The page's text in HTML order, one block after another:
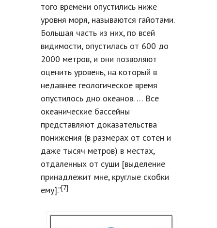
того времени опустились ниже
уровня моря, называются гайотами.
Большая часть из них, по всей
видимости, опустилась от 600 до
2000 метров, и они позволяют
оценить уровень, на который в
недавнее геологическое время
опустилось дно океанов. … Все
океанические бассейны
представляют доказательства
понижения (в размерах от сотен и
даже тысяч метров) в местах,
отдаленных от суши [выделение
принадлежит мне, круглые скобки
ему].”[7]